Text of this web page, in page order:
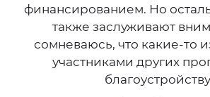
финансированием. Но
также заслуживают
сомневаюсь, что какие-то
участниками других